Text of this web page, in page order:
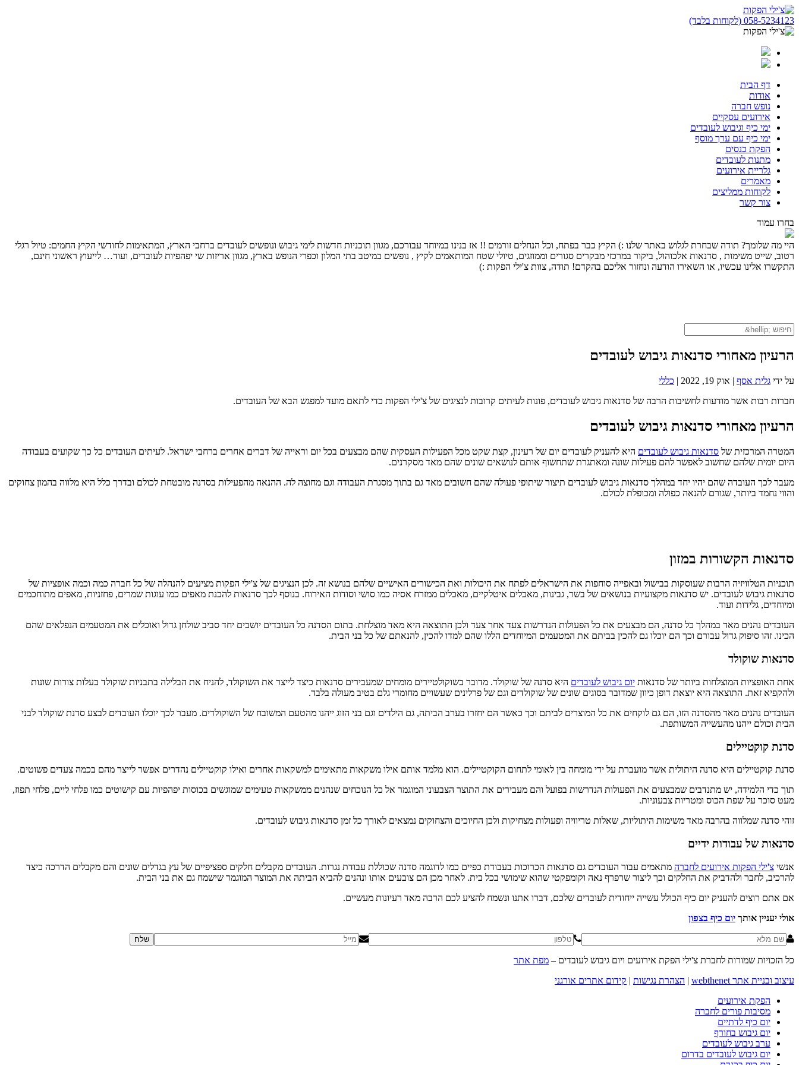
058-5234123 (לקוחות בלבד)
דף הבית
אודות
נופש חברה
אירועים עסקיים
ימי כיף וגיבוש לעובדים
ימי כיף עם ערך מוסף
הפקת כנסים
מתנות לעובדים
גלריית אירועים
מאמרים
לקוחות ממליצים
צור קשר
בחרו עמוד
היי מה שלומך? תודה שבחרת לגלוש באתר שלנו :) הקיץ כבר בפתח, וכל הנחלים זורמים !! אז בנינו במיוחד עבורכם, מגוון תוכניות חדשות לימי גיבוש ונופשים לעובדים ברחבי הארץ, המתאימות לחודשי הקיץ החמים: טיול רגלי
רטוב, שייט משימות , סדנאות אלכוהול, ביקור במרכזי מבקרים סגורים וממוזגים, טיולי שטח המותאמים לקיץ , נופשים במיטב בתי המלון וכפרי הנופש בארץ, מגוון אריזות שי יפהפיות לעובדים, ועוד… לייעוץ ראשוני חינם,
התקשרו אלינו עכשיו, או השאירו הודעה ונחזור אליכם בהקדם! תודה, צוות צ'ילי הפקות :)
הרעיון מאחורי סדנאות גיבוש לעובדים
על ידי גלית אסף | אוק 19, 2022 | כללי
חברות רבות אשר מודעות לחשיבות הרבה של סדנאות גיבוש לעובדים, פונות לעיתים קרובות לנציגים של צ'ילי הפקות כדי לתאם מועד למפגש הבא של העובדים.
הרעיון מאחורי סדנאות גיבוש לעובדים
המטרה המרכזית של סדנאות גיבוש לעובדים היא להעניק לעובדים יום של רעינון, קצת שקט מכל הפעילות העסקית שהם מבצעים בכל יום וראייה של דברים אחרים ברחבי ישראל. לעיתים העובדים כל כך שקועים בעבודה
היום יומית שלהם שחשוב לאפשר להם פעילות שונה ומאתגרת שתחשוף אותם לנושאים שונים שהם מאד מסקרנים.
מעבר לכך העובדה שהם יהיו יחד במהלך סדנאות גיבוש לעובדים תיצור שיתופי פעולה שהם חשובים מאד גם בתוך מסגרת העבודה וגם מחוצה לה. ההנאה מהפעילות בסדנה מובטחת לכולם ובדרך כלל היא מלווה בהמון צחוקים
והווי נחמד ביותר, שגורם להנאה כפולה ומכופלת לכולם.
סדנאות הקשורות במזון
תוכניות הטלוויזיה הרבות שעוסקות בבישול ובאפייה סוחפות את הישראלים לפתח את היכולות ואת הכישורים האישיים שלהם בנושא זה. לכן הנציגים של צ'ילי הפקות מציעים להנהלה של כל חברה כמה וכמה אופציות של
סדנאות גיבוש לעובדים. יש סדנאות מקצועיות בנושאים של בשר, גבינות, מאכלים איטלקיים, מאכלים ממזרח אסיה כמו סושי וסודות האירוח. בנוסף לכך סדנאות להכנת מאפים כמו עוגות שמרים, פחזניות, מאפים מתוחכמים
ומיוחדים, גלידות ועוד.
העובדים נהנים מאד במהלך כל סדנה, הם מבצעים את כל הפעולות הנדרשות צעד אחר צעד ולכן התוצאה היא מאד מוצלחת. בתום הסדנה כל העובדים יושבים יחד סביב שולחן גדול ואוכלים את המטעמים הנפלאים שהם
הכינו. זהו סיפוק גדול עבורם וכך הם יוכלו גם להכין בביתם את המטעמים המיוחדים הללו שהם למדו להכין, להנאתם של כל בני הבית.
סדנאות שוקולד
אחת האופציות המוצלחות ביותר של סדנאות יום גיבוש לעובדים היא סדנה של שוקולד. מדובר בשוקולטיירים מומחים שמעבירים סדנאות כיצד לייצר את השוקולד, להניח את הבלילה בתבניות שוקולד בעלות צורות שונות
ולהקפיא זאת. התוצאה היא יוצאת דופן כיוון שמדובר בסוגים שונים של שוקולדים וגם של פרלינים שעשויים מחומרי גלם בטיב מעולה בלבד.
העובדים נהנים מאד מהסדנה הזו, הם גם לוקחים את כל המוצרים לביתם וכך כאשר הם יחזרו בערב הביתה, גם הילדים וגם בני הזוג ייהנו מהטעם המשובח של השוקולדים. מעבר לכך יוכלו העובדים לבצע סדנת שוקולד לבני
הבית וכולם ייהנו מהעשייה המשותפת.
סדנת קוקטיילים
סדנת קוקטיילים היא סדנה היתולית אשר מועברת על ידי מומחה בין לאומי לתחום הקוקטיילים. הוא מלמד אותם אילו משקאות מתאימים למשקאות אחרים ואילו קוקטיילים נהדרים אפשר לייצר מהם בכמה צעדים פשוטים.
תוך כדי הלמידה, יש מתנדבים שמבצעים את הפעולות הנדרשות בפועל והם מעבירים את התוצר הצבעוני המוגמר אל כל הנוכחים שנהנים ממשקאות טעימים שמוגשים בכוסות יפהפיות עם קישוטים כמו פלחי ליים, פלחי תפוז,
מעט סוכר על שפת הכוס ומטריות צבעוניות.
זוהי סדנה שמלווה בהרבה מאד משימות היתוליות, שאלות טריוויה ופעולות מצחיקות ולכן החיוכים והצחוקים נמצאים לאורך כל זמן סדנאות גיבוש לעובדים.
סדנאות של עבודות ידיים
אנשי צ'ילי הפקות אירועים לחברה מתאמים עבור העובדים גם סדנאות הכרוכות בעבודת כפיים כמו לדוגמה סדנה שכוללת עבודת נגרות. העובדים מקבלים חלקים ספציפיים של עץ בגדלים שונים והם מקבלים הדרכה כיצד
להרכיב, לחבר ולהדביק את החלקים וכך ליצור שרפרף נאה וקומפקטי שהוא שימושי בכל בית. לאחר מכן הם צובעים אותו ונהנים להביא הביתה את המוצר המוגמר שישמח גם את בני הבית.
אם אתם רוצים להעניק יום כיף הכולל עשייה ייחודית לעובדים שלכם, דברו אתנו ונשמח להציע לכם הרבה מאד רעיונות מעשיים.
אולי יעניין אותך יום כיף בצפון
כל הזכויות שמורות לחברת צ'ילי הפקת אירועים ויום גיבוש לעובדים – מפת אתר
עיצוב ובניית אתר webthenet
| הצהרת נגישות | קידום אתרים אורגני
הפקת אירועים
מסיבות פורים לחברה
יום כיף לדתיים
יום גיבוש בחורף
ערב גיבוש לעובדים
יום גיבוש לעובדים בדרום